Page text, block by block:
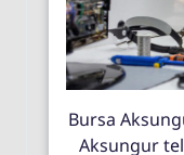
Bursa
Aksungur